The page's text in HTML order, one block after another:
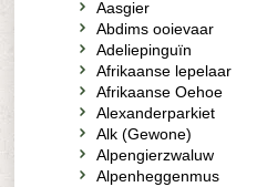
Aasgier
Abdims ooievaar
Adeliepinguïn
Afrikaanse lepelaar
Afrikaanse Oehoe
Alexanderparkiet
Alk (Gewone)
Alpengierzwaluw
Alpenheggenmus